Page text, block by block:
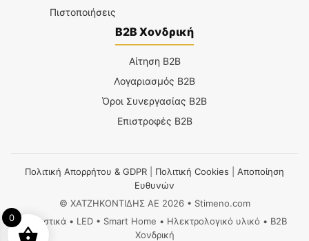
Πιστοποιήσεις
B2B Χονδρική
Αίτηση B2B
Λογαριασμός B2B
Όροι Συνεργασίας B2B
Επιστροφές B2B
Πολιτική Απορρήτου & GDPR Πολιτική Cookies
Αποποίηση
Ευθυνών
© ΧΑΤΖΗΚΟΝΤΙΔΗΣ ΑΕ 2026 • Stimeno.com
Φωτιστικά • LED • Smart Home • Ηλεκτρολογικό υλικό • B2B
Χονδρική
0